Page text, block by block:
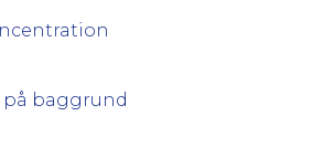
på baggrund